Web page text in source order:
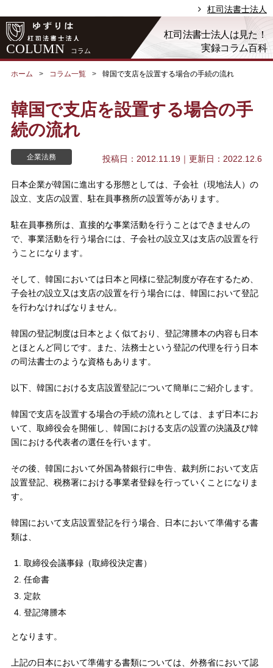
杠司法書士法人
COLUMN コラム
杠司法書士法人は見た！
実録コラム百科
ホーム コラム一覧 韓国で支店を設置する場合の手続の流れ
韓国で支店を設置する場合の手
続の流れ
企業法務 ｜更新日：2022.12.6
投稿日：2012.11.19
日本企業が韓国に進出する形態としては、子会社（現地法人）の
設立、支店の設置、駐在員事務所の設置等があります。
駐在員事務所は、直接的な事業活動を行うことはできませんの
で、事業活動を行う場合には、子会社の設立又は支店の設置を行
うことになります。
そして、韓国においては日本と同様に登記制度が存在するため、
子会社の設立又は支店の設置を行う場合には、韓国において登記
を行わなければなりません。
韓国の登記制度は日本とよく似ており、登記簿謄本の内容も日本
とほとんど同じです。また、法務士という登記の代理を行う日本
の司法書士のような資格もあります。
以下、韓国における支店設置登記について簡単にご紹介します。
韓国で支店を設置する場合の手続の流れとしては、まず日本にお
いて、取締役会を開催し、韓国における支店の設置の決議及び韓
国における代表者の選任を行います。
その後、韓国において外国為替銀行に申告、裁判所において支店
設置登記、税務署における事業者登録を行っていくことになりま
す。
韓国において支店設置登記を行う場合、日本において準備する書
類は、
取締役会議事録（取締役決定書）
任命書
定款
登記簿謄本
となります。
上記の日本において準備する書類については、外務省において認